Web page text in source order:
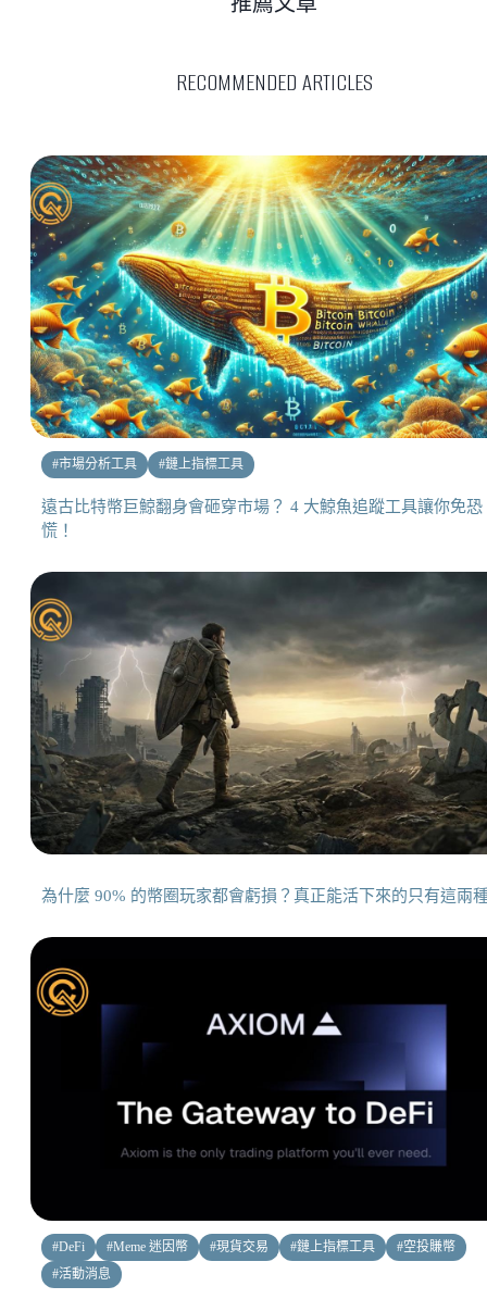
RECOMMENDED ARTICLES
#市場分析工具 #鏈上指標工具
遠古比特幣巨鯨翻身會砸穿市場？ 4 大鯨魚追蹤工具讓你免恐
慌！
為什麼 90% 的幣圈玩家都會虧損？真正能活下來的只有這兩
#DeFi #Meme 迷因幣 #現貨交易 #鏈上指標工具 #空投賺幣
#活動消息